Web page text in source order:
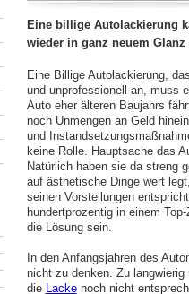
Eine billige Autolackierung
wieder in ganz neuem
Eine Billige Autolackierung,
und unprofessionell an, muss
Auto eher älteren Baujahrs
noch Unmengen an Geld
und
keine Rolle. Hauptsache das
Natürlich haben sie da streng
auf ästhetische Dinge wert
seinen Vorstellungen
hundertprozentig in einem
die Lösung sein.
In den Anfangsjahren des
nicht zu denken. Zu
die Lackenoch nicht